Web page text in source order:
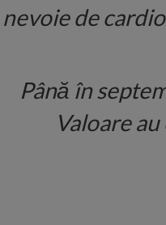
nevoie de
Până în
Valoare